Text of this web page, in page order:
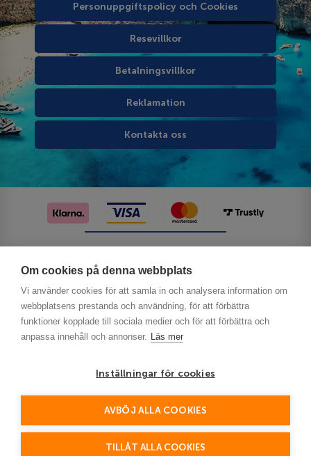
Om cookies på denna webbplats
Vi använder cookies för att samla in och analysera information om
webbplatsens prestanda och användning, för att förbättra
funktioner kopplade till sociala medier och för att förbättra och
anpassa innehåll och annonser. Läs mer
Inställningar för cookies
AVBÖJ ALLA COOKIES
TILLÅT ALLA COOKIES
Personuppgiftspolicy och Cookies
Resevillkor
Betalningsvillkor
Reklamation
Kontakta oss
This site is protected by reCAPTCHA and the Google
Policy and Terms of Service apply.